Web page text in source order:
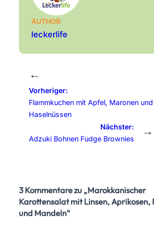
AUTHOR
leckerlife
←
Vorheriger:
Flammkuchen mit Apfel, Maronen und
Haselnüssen
Nächster:
Adzuki Bohnen Fudge Brownies
→
3 Kommentare zu „Marokkanischer
Karottensalat mit Linsen, Aprikosen,
und Mandeln“